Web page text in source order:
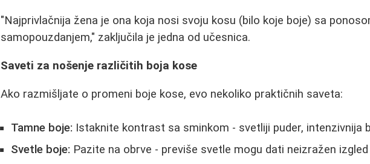
"Najprivlačnija žena je ona koja nosi svoju kosu (bilo koje boje) sa
samopouzdanjem," zaključila je jedna od učesnica.
Saveti za nošenje različitih boja kose
Ako razmišljate o promeni boje kose, evo nekoliko praktičnih saveta:
Tamne boje: Istaknite kontrast sa sminkom - svetliji puder, intenzivnija
Svetle boje: Pazite na obrve - previše svetle mogu dati neizražen izgled